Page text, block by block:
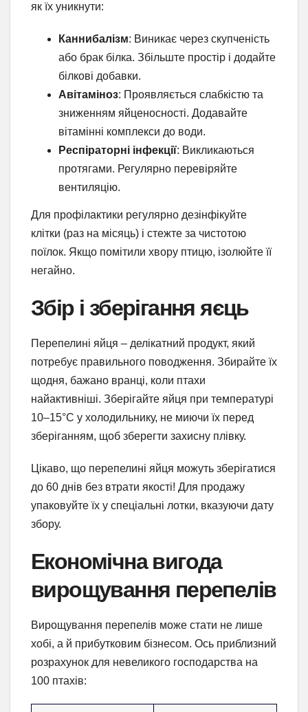
як їх уникнути:
Каннибалізм: Виникає через скупченість
або брак білка. Збільште простір і додайте
білкові добавки.
Авітаміноз: Проявляється слабкістю та
зниженням яйценосності. Додавайте
вітамінні комплекси до води.
Респіраторні інфекції: Викликаються
протягами. Регулярно перевіряйте
вентиляцію.
Для профілактики регулярно дезінфікуйте
клітки (раз на місяць) і стежте за чистотою
поїлок. Якщо помітили хвору птицю, ізолюйте її
негайно.
Збір і зберігання яєць
Перепелині яйця – делікатний продукт, який
потребує правильного поводження. Збирайте їх
щодня, бажано вранці, коли птахи
найактивніші. Зберігайте яйця при температурі
10–15°C у холодильнику, не миючи їх перед
зберіганням, щоб зберегти захисну плівку.
Цікаво, що перепелині яйця можуть зберігатися
до 60 днів без втрати якості! Для продажу
упаковуйте їх у спеціальні лотки, вказуючи дату
збору.
Економічна вигода
вирощування перепелів
Вирощування перепелів може стати не лише
хобі, а й прибутковим бізнесом. Ось приблизний
розрахунок для невеликого господарства на
100 птахів: